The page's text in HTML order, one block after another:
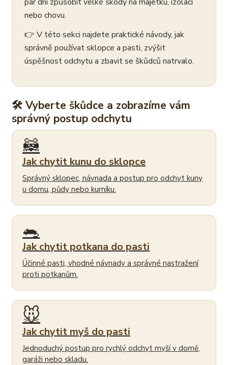
nebo chovu.
👉 V této sekci najdete praktické návody, jak
správně používat sklopce a pasti, zvýšit
úspěšnost odchytu a zbavit se škůdců natrvalo.
🛠 Vyberte škůdce a zobrazíme vám
správný postup odchytu
🦝
Jak chytit kunu do sklopce
Správný sklopec, návnada a postup pro odchyt kuny
u domu, půdy nebo kurníku.
🐀
Jak chytit potkana do pasti
Účinné pasti, vhodné návnady a správné nastražení
proti potkanům.
🐭
Jak chytit myš do pasti
Jednoduchý postup pro rychlý odchyt myší v domě,
garáži nebo skladu.